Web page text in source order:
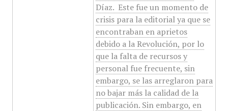
Díaz. ​ Este fue un momento de
crisis para la editorial ya que se
encontraban en aprietos
debido a la Revolución, por lo
que la falta de recursos y
personal fue frecuente, sin
embargo, se las arreglaron para
no bajar más la calidad de la
publicación. Sin embargo, en